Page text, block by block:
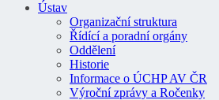
Ústav
Organizační struktura
Řídící a poradní orgány
Oddělení
Historie
Informace o ÚCHP AV ČR
Výroční zprávy a Ročenky